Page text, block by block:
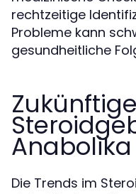
rechtzeitige
Probleme kann
gesundheitliche
Die Trends im